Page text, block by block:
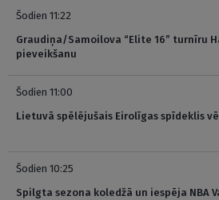
Šodien 11:22
Graudiņa/Samoilova “Elite 16” turnīru
pieveikšanu
Šodien 11:00
Lietuvā spēlējušais Eirolīgas spīdeklis
Šodien 10:25
Spilgta sezona koledžā un iespēja NBA